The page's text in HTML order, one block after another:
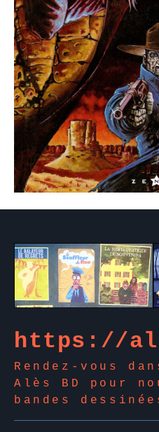
https://
Rendez-vous
Alès BD pour
bandes